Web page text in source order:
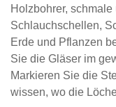
Holzbohrer,
Schlauchschellen,
Erde und Pflanzen
Sie die Gläser im
Markieren Sie die
wissen, wo die